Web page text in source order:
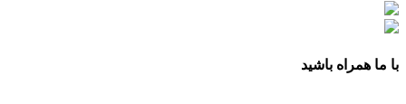
با ما همراه باشید